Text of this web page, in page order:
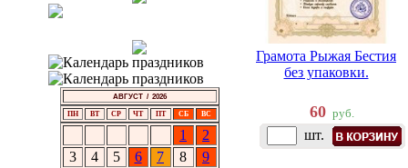
АВГУСТ / 2026
ПН ВТ СР ЧТ ПТ СБ ВС
1
2
3
4 5 6 7 8
9
Грамота Рыжая Бестия
без упаковки.
60 руб.
шт.